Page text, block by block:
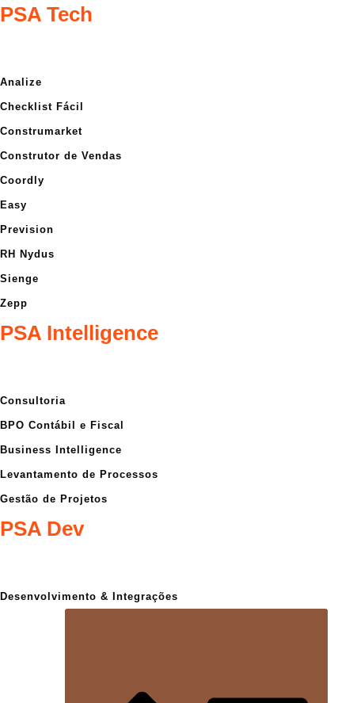
PSA Tech
Analize
Checklist Fácil
Construmarket
Construtor de Vendas
Coordly
Easy
Prevision
RH Nydus
Sienge
Zepp
PSA Intelligence
Consultoria
BPO Contábil e Fiscal
Business Intelligence
Levantamento de Processos
Gestão de Projetos
PSA Dev
Desenvolvimento & Integrações